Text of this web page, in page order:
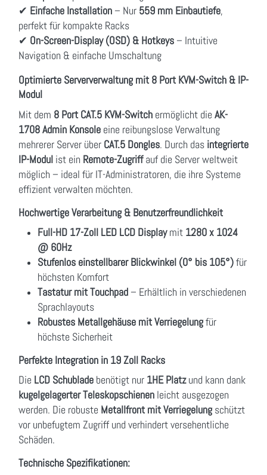
✔ Einfache Installation – Nur 559 mm Einbautiefe,
perfekt für kompakte Racks
✔ On-Screen-Display (OSD) & Hotkeys – Intuitive
Navigation & einfache Umschaltung
Optimierte Serververwaltung mit 8 Port KVM-Switch & IP-
Modul
Mit dem 8 Port CAT.5 KVM-Switch ermöglicht die AK-
1708 Admin Konsole eine reibungslose Verwaltung
mehrerer Server über CAT.5 Dongles. Durch das integrierte
IP-Modul ist ein Remote-Zugriffauf die Server weltweit
möglich – ideal für IT-Administratoren, die ihre Systeme
effizient verwalten möchten.
Hochwertige Verarbeitung & Benutzerfreundlichkeit
Full-HD 17-Zoll LED LCD Displaymit 1280 x 1024
@ 60Hz
Stufenlos einstellbarer Blickwinkel (0° bis 105°)für
höchsten Komfort
Tastatur mit Touchpad – Erhältlich in verschiedenen
Sprachlayouts
Robustes Metallgehäuse mit Verriegelungfür
höchste Sicherheit
Perfekte Integration in 19 Zoll Racks
Die LCD Schublade benötigt nur 1HE Platzund kann dank
kugelgelagerter Teleskopschienen leicht ausgezogen
werden. Die robuste Metallfront mit Verriegelung schützt
vor unbefugtem Zugriff und verhindert versehentliche
Schäden.
Technische Spezifikationen: